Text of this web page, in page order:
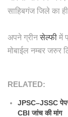
साहिबगंज जिले का ही
अपने ग्रीनसेल्फी में
मोबाईल नम्बर जरुर
RELATED:
JPSC–JSSC
CBI जांच की मांग